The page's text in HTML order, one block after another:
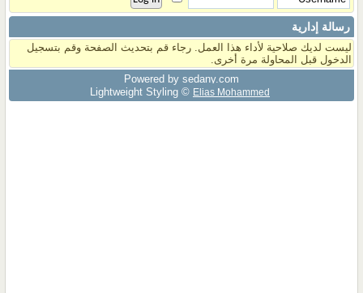
رسالة إدارية
ليست لديك صلاحية لأداء هذا العمل. رجاء قم بتحديث الصفحة وقم بتسجيل
الدخول قبل المحاولة مرة أخرى.
Powered by sedany.com
Lightweight Styling © Elias Mohammed